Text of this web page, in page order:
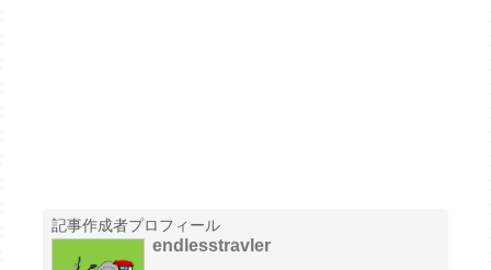
記事作成者プロフィール
endlesstravler